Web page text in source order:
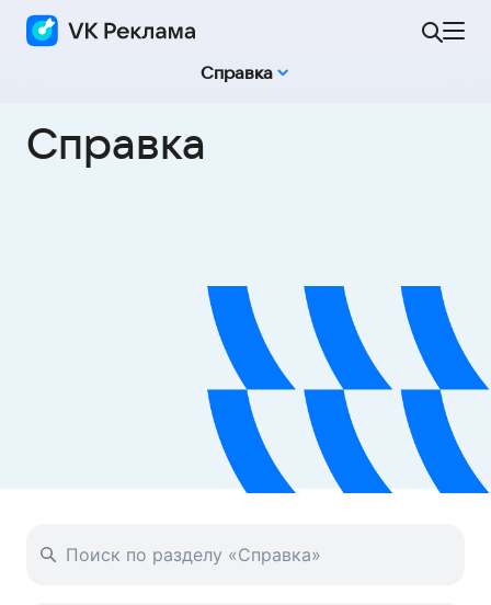
Справка
Справка